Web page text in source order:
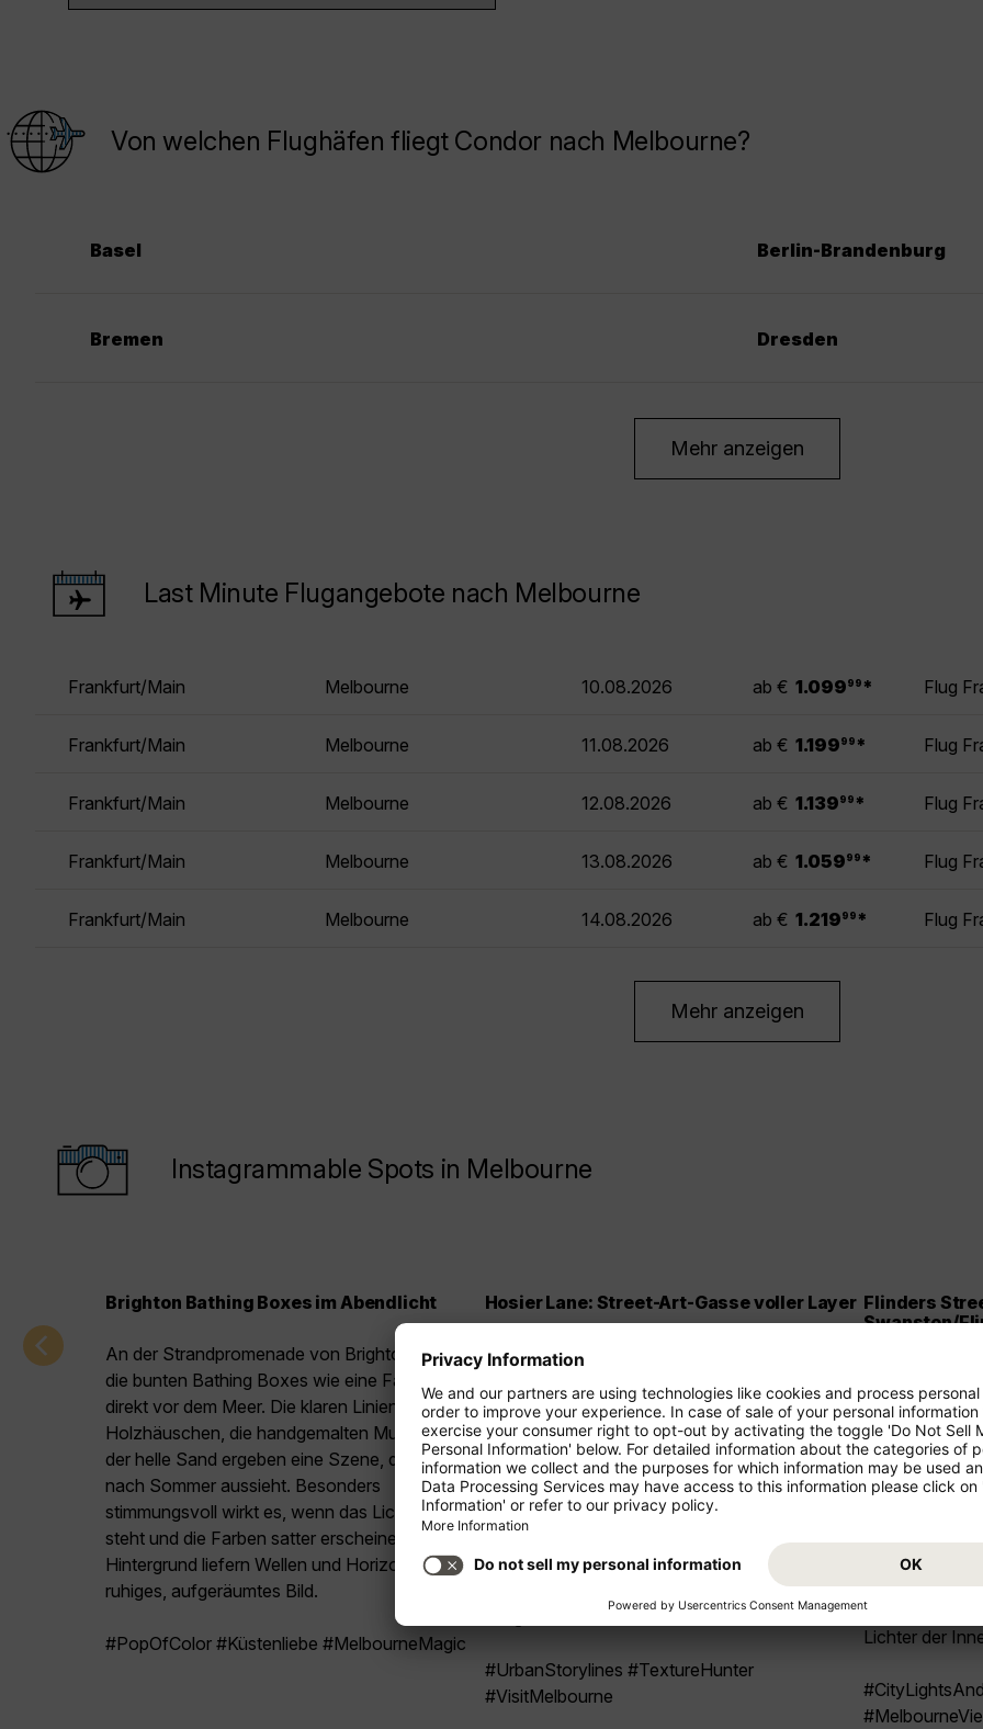
Von welchen Flughäfen fliegt Condor nach Melbourne?
Basel Berlin-Brandenburg
Bremen Dresden
Mehr anzeigen
Last Minute Flugangebote nach Melbourne
Frankfurt/Main Melbourne 10.08.2026 ab € 1.099 99 * Flug
Frankfurt/Main Melbourne 11.08.2026 ab € 1.199 99 * Flug
Frankfurt/Main Melbourne 12.08.2026 ab € 1.139 99 * Flug
Frankfurt/Main Melbourne 13.08.2026 ab € 1.059 99 * Flug
Frankfurt/Main Melbourne 14.08.2026 ab € 1.219 99 * Flug
Mehr anzeigen
Instagrammable Spots in Melbourne
Brighton Bathing Boxes im Abendlicht
An der Strandpromenade von Brighton stehen
die bunten Bathing Boxes wie eine Farbpalette
direkt vor dem Meer. Die klaren Linien der
Holzhäuschen, die handgemalten Muster und
der helle Sand ergeben eine Szene, die sofort
nach Sommer aussieht. Besonders
stimmungsvoll wirkt es, wenn das Licht tiefer
steht und die Farben satter erscheinen. Im
Hintergrund liefern Wellen und Horizont ein
ruhiges, aufgeräumtes Bild.
#PopOfColor #Küstenliebe #MelbourneMagic
Hosier Lane: Street-Art-Gasse voller Layer
In der Hosier Lane nahe Federation Square
Porträts bis zu feinen Tags und Schablonen.
Gerade die übereinanderliegenden
Farbschichten und abblätternden Kanten
machen den Look so charakteristisch für
Melbourne. Wer durch die schmale Gasse geht,
findet immer neue Ecken mit kräftigen
Kontrasten und überraschenden Details. Am
frühen Tag wirkt das Licht oft weicher, später
bringen die Schatten mehr Tiefe in die Szene.
#UrbanStorylines #TextureHunter
#VisitMelbourne
Flinders
Swanston/
Die gelbe
Flinders
Stadtbild, das
Von der Ecke
Sie das
Architektur
Moment,
Fassade fällt
Kulisse dient.
Lichter der